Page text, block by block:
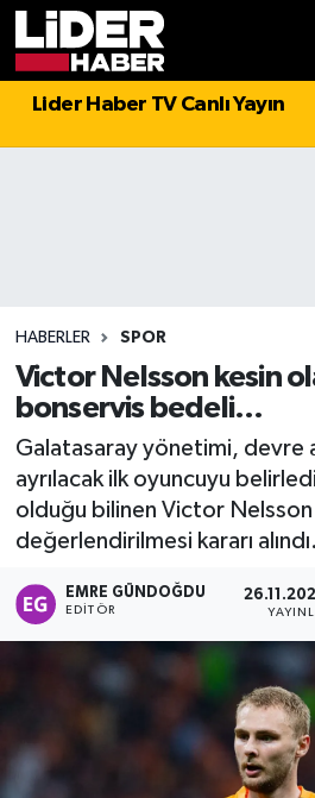
Lider Haber TV Canlı Yayın
HABERLER SPOR
Victor Nelsson kesin
bonservis bedeli...
Galatasaray yönetimi, devre
ayrılacak ilk oyuncuyu
olduğu bilinen Victor
değerlendirilmesi kararı alındı.
EMRE GÜNDOĞDU
EDITÖR
Politika
Magazin
Spor
Sağlık
Teknoloji
Lider Haber TV Canlı
Hava Durumu
Süper Lig Puan Durumu ve
Tüm Manşetler
Son Dakika Haberleri
Haber Arşivi